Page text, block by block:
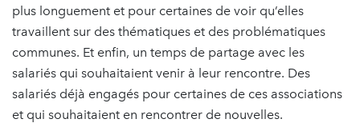
plus longuement et pour certaines de voir qu’elles
travaillent sur des thématiques et des problématiques
communes. Et enfin, un temps de partage avec les
salariés qui souhaitaient venir à leur rencontre. Des
salariés déjà engagés pour certaines de ces associations
et qui souhaitaient en rencontrer de nouvelles.